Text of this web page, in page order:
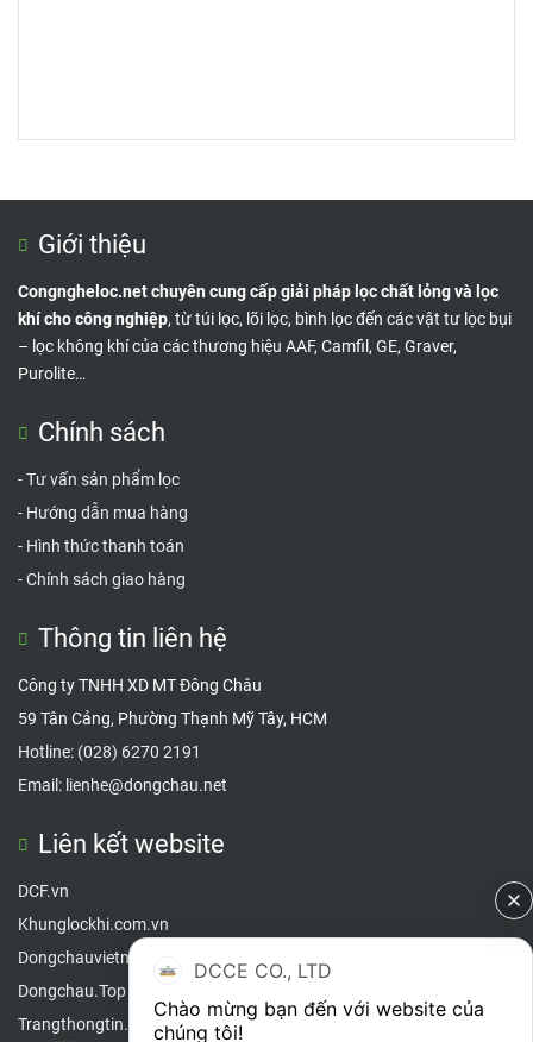
Giới thiệu
Congngheloc.net chuyên cung cấp giải pháp lọc chất lỏng và lọc
khí cho công nghiệp, từ túi lọc, lõi lọc, bình lọc đến các vật tư lọc bụi
– lọc không khí của các thương hiệu AAF, Camfil, GE, Graver,
Purolite…
Chính sách
-Tư vấn sản phẩm lọc
- Hướng dẫn mua hàng
- Hình thức thanh toán
-Chính sách giao hàng
Thông tin liên hệ
Công ty TNHH XD MT Đông Châu
59 Tân Cảng, Phường Thạnh Mỹ Tây, HCM
Hotline: (028) 6270 2191
Email: lienhe@dongchau.net
Liên kết website
DCF.vn
Khunglockhi.com.vn
Dongchauvietnam.com
Dongchau.Top
Trangthongtin.info
DCCE CO., LTD
Chào mừng bạn đến với website của
chúng tôi!